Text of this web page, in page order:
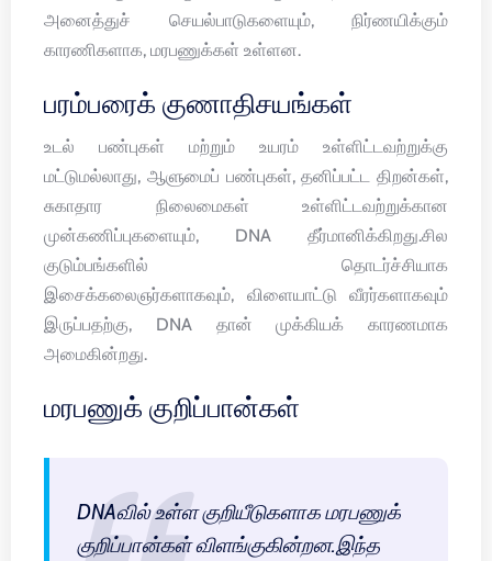
அனைத்துச் செயல்பாடுகளையும், நிர்ணயிக்கும்
காரணிகளாக, மரபணுக்கள் உள்ளன.
பரம்பரைக் குணாதிசயங்கள்
உடல் பண்புகள் மற்றும் உயரம் உள்ளிட்டவற்றுக்கு
மட்டுமல்லாது, ஆளுமைப் பண்புகள், தனிப்பட்ட திறன்கள்,
சுகாதார நிலைமைகள் உள்ளிட்டவற்றுக்கான
முன்கணிப்புகளையும், DNA தீர்மானிக்கிறது.சில
குடும்பங்களில் தொடர்ச்சியாக
இசைக்கலைஞர்களாகவும், விளையாட்டு வீரர்களாகவும்
இருப்பதற்கு, DNA தான் முக்கியக் காரணமாக
அமைகின்றது.
மரபணுக் குறிப்பான்கள்
DNAவில் உள்ள குறியீடுகளாக மரபணுக்
குறிப்பான்கள் விளங்குகின்றன.இந்த